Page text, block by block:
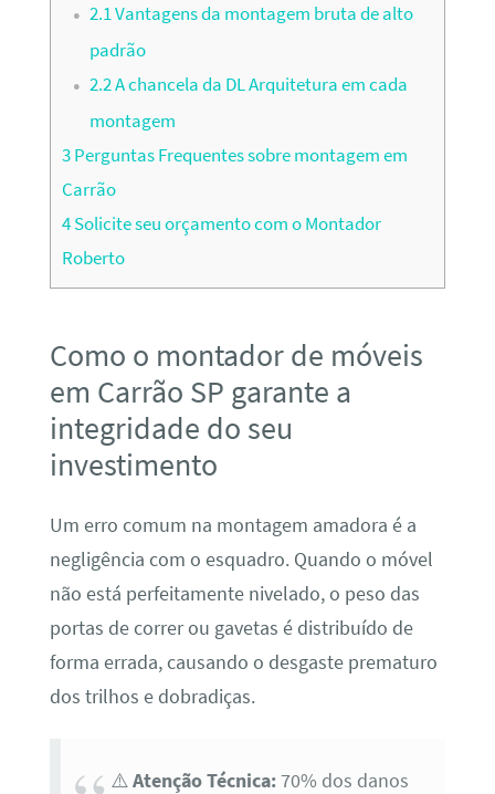
2.1Vantagens da montagem bruta de alto
padrão
2.2A chancela da DL Arquitetura em cada
montagem
3Perguntas Frequentes sobre montagem em
Carrão
4Solicite seu orçamento com o Montador
Roberto
Como o montador de móveis
em Carrão SP garante a
integridade do seu
investimento
Um erro comum na montagem amadora é a
negligência com o esquadro. Quando o móvel
não está perfeitamente nivelado, o peso das
portas de correr ou gavetas é distribuído de
forma errada, causando o desgaste prematuro
dos trilhos e dobradiças.
⚠️Atenção Técnica:70% dos danos